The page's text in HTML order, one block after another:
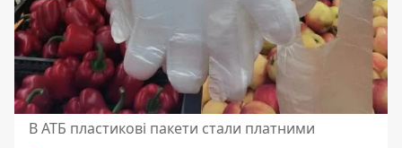
В АТБ пластикові пакети стали платними